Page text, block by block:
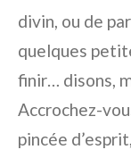
divin, ou de
quelques
finir… disons,
Accrochez-
pincée